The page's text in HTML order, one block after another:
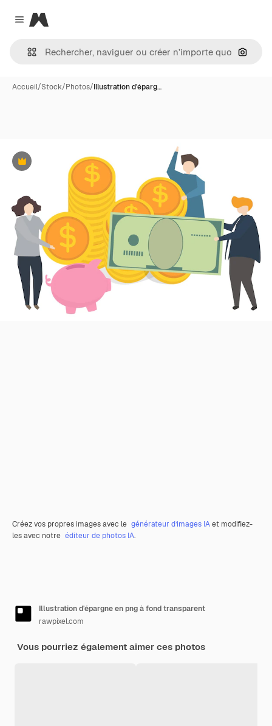
Close menu
Magnific
Accueil/Stock/Photos/Illustration d'éparg…
Premium
Créez vos propres images avec le générateur d’images IAet modifiez-
les avec notre éditeur de photos IA.
Illustration d'épargne en png à fond transparent
rawpixel.com
Vous pourriez également aimer ces photos